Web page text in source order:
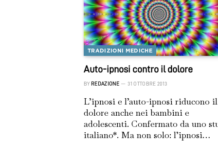
TRADIZIONI MEDICHE
Auto-ipnosi contro il dolore
BY REDAZIONE 31 OTTOBRE 2013
L’ipnosi e l’auto-ipnosi riducono il
dolore anche nei bambini e
adolescenti. Confermato da uno
italiano*. Ma non solo: l’ipnosi…